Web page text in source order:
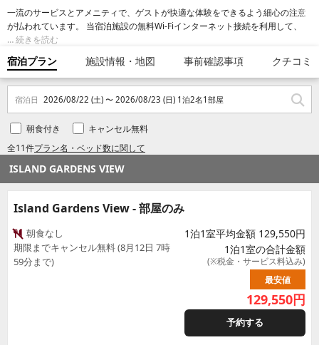
一流のサービスとアメニティで、ゲストが快適な体験をできるよう細心の注意
が払われています。 当宿泊施設の無料Wi-Fiインターネット接続を利用して、写
真を共有したり、メールに返信することができます。
続きを読む
宿泊プラン 施設情報・地図 事前確認事項 クチコミ
宿泊日 2026/08/22 (土) 〜 2026/08/23 (日) 1泊2名1部屋
全11件プラン名・ベッド数に関して
朝食付き キャンセル無料
ISLAND GARDENS VIEW
Island Gardens View - 部屋のみ
朝食なし
期限までキャンセル無料 (8月12日 7時
59分まで)
1泊1室平均金額 129,550円
1泊1室の合計金額
(※税金・サービス料込み)
最安値
129,550円
予約する